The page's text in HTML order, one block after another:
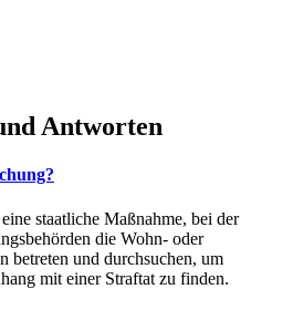
Antworten
staatliche Maßnahme, bei der
die Wohn- oder
betreten und durchsuchen, um
mit einer Straftat zu finden.